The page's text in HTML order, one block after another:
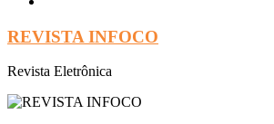
REVISTA INFOCO
Revista Eletrônica